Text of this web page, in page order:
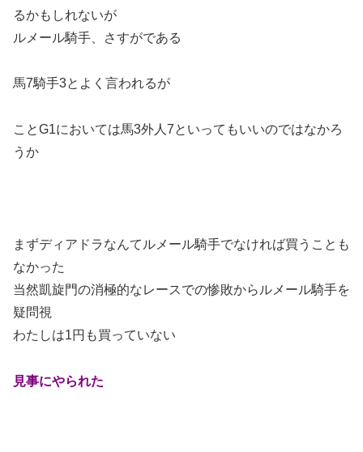
るかもしれないが
ルメール騎手、さすがである
馬7騎手3とよく言われるが
ことG1においては馬3外人7といってもいいのではなかろ
うか
まずディアドラなんてルメール騎手でなければ買うことも
なかった
当然凱旋門の消極的なレースでの惨敗からルメール騎手を
疑問視
わたしは1円も買っていない
見事にやられた